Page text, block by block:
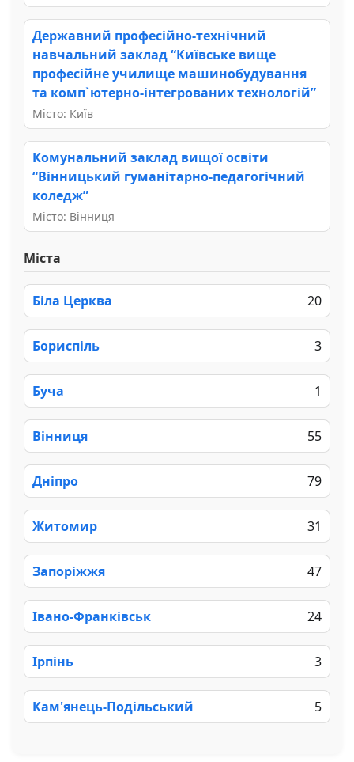
Державний професійно-технічний
навчальний заклад “Київське вище
професійне училище машинобудування
та комп`ютерно-інтегрованих технологій”
Місто: Київ
Комунальний заклад вищої освіти
“Вінницький гуманітарно-педагогічний
коледж”
Місто: Вінниця
Міста
Біла Церква 20
Бориспіль 3
Буча 1
Вінниця 55
Дніпро 79
Житомир 31
Запоріжжя 47
Івано-Франківськ 24
Ірпінь 3
Кам'янець-Подільський 5